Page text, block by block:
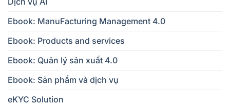
Ebook: ManuFacturing Management 4.0
Ebook: Products and services
Ebook: Quản lý sản xuất 4.0
Ebook: Sản phẩm và dịch vụ
eKYC Solution